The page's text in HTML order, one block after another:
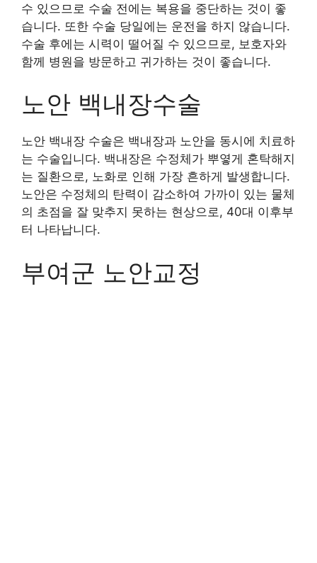
수 있으므로 수술 전에는 복용을 중단하는 것이 좋
습니다. 또한 수술 당일에는 운전을 하지 않습니다.
수술 후에는 시력이 떨어질 수 있으므로, 보호자와
함께 병원을 방문하고 귀가하는 것이 좋습니다.
노안 백내장수술
노안 백내장 수술은 백내장과 노안을 동시에 치료하
는 수술입니다. 백내장은 수정체가 뿌옇게 혼탁해지
는 질환으로, 노화로 인해 가장 흔하게 발생합니다.
노안은 수정체의 탄력이 감소하여 가까이 있는 물체
의 초점을 잘 맞추지 못하는 현상으로, 40대 이후부
터 나타납니다.
부여군 노안교정